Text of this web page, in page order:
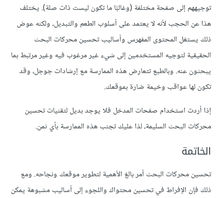
توجيههم إلى صفحة مختلفة (وغالبًا ما تكون ليست ذات صلة). يختلف
هذا عن الحجب لأنه لا يعتمد على أسلوب الطعم والتبديل، ولكنه عوض
ذلك يستغل المحتوى المفهرس وأساليب تحسين محركات البحث
الحقيقية لتوجيه المستخدمين إلى شيء غير مرغوب فيه وغير مرتبط بما
يبحثون عنه. وبالطبع تتعارض هذه الممارسة مع إرشادات جوجل، وقد
تكون لها عواقب وخيمة ضارة بموقعك.
إذا أردت استخدام صفحات المدخل فلا يوجد بديل لتقنيات تحسين
محركات البحث السليمة، لذا عليك تجنب هذه الممارسة بأي ثمن.
الخاتمة
تحسين محركات البحث أمر بالغ الأهمية لتطوير موقعك ونجاحه. ومع
ذلك فإن الإفراط في تحسين محتواك واللجوء إلى أساليب مشبوهة يمكن